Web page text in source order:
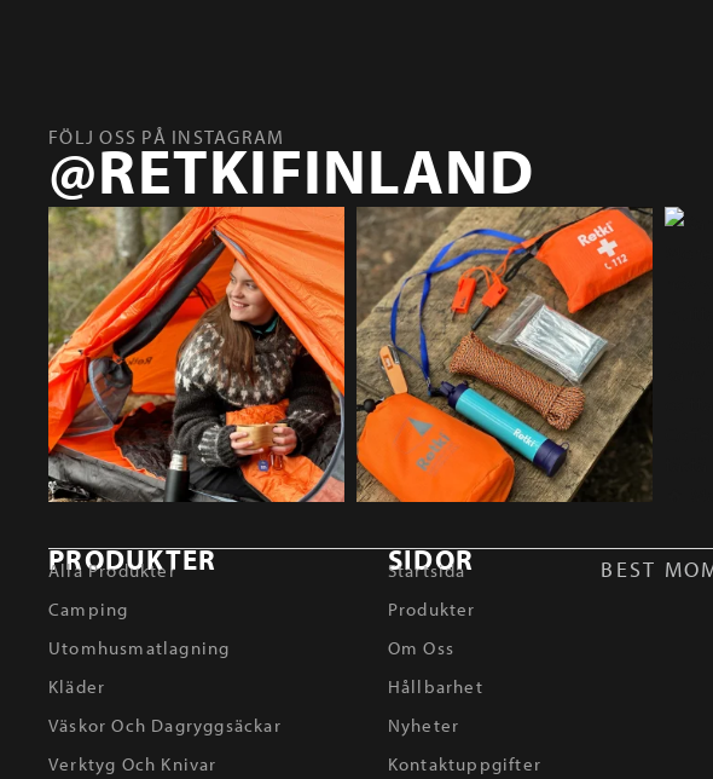
FÖLJ OSS PÅ INSTAGRAM
@RETKIFINLAND
BEST
PRODUKTER
Alla Produkter
Camping
Utomhusmatlagning
Kläder
Väskor Och Dagryggsäckar
Verktyg Och Knivar
SIDOR
Startsida
Produkter
Om Oss
Hållbarhet
Nyheter
Kontaktuppgifter